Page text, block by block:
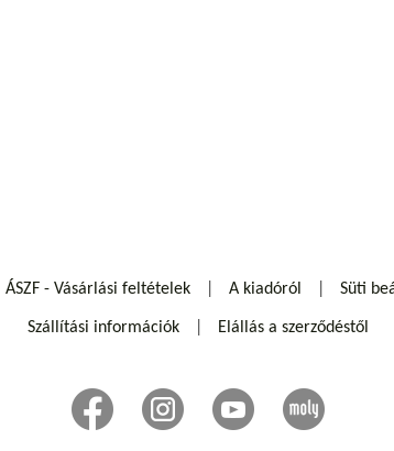
ÁSZF - Vásárlási feltételek A kiadóról Süti
Szállítási információk Elállás a szerződéstől